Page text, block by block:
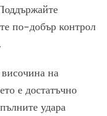
по-добър контрол
на
е достатъчно
удара